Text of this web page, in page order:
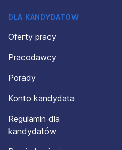
DLA KANDYDATÓW
Oferty pracy
Pracodawcy
Porady
Konto kandydata
Regulamin dla
kandydatów